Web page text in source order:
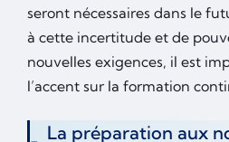
seront nécessaires dans le
à cette incertitude et de
nouvelles exigences, il est
l’accent sur la formation
La préparation aux